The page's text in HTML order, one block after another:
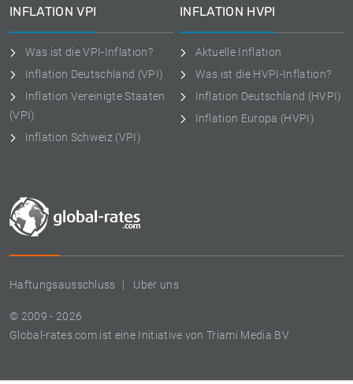
Haftungsausschluss Uber uns
© 2009 - 2026
Global-rates.com ist eine Initiative von Triami Media BV
INFLATION VPI
Was ist die VPI-Inflation?
Inflation Deutschland (VPI)
Inflation Vereinigte Staaten
(VPI)
Inflation Schweiz (VPI)
INFLATION HVPI
Aktuelle Inflation
Was ist die HVPI-Inflation?
Inflation Deutschland (HVPI)
Inflation Europa (HVPI)